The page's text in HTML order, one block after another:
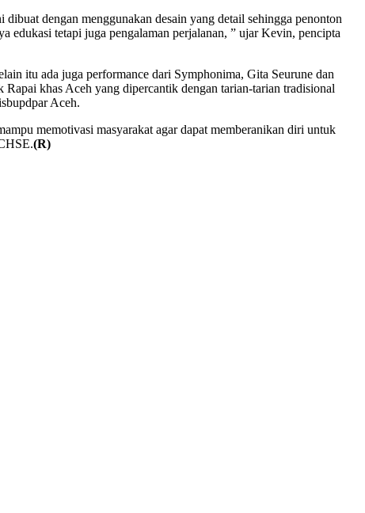
dengan menggunakan desain yang detail sehingga penonton
edukasi tetapi juga pengalaman perjalanan, ” ujar Kevin, pencipta
itu ada juga performance dari Symphonima, Gita Seurune dan
khas Aceh yang dipercantik dengan tarian-tarian tradisional
Aceh.
memotivasi masyarakat agar dapat memberanikan diri untuk
(R)